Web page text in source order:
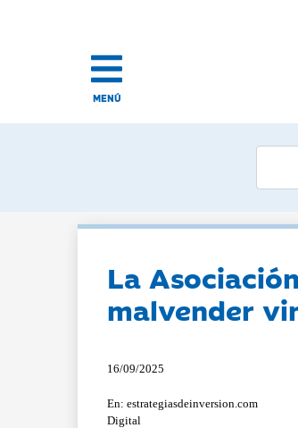
MENÚ
La
malvender
16/09/2025
En: estrategiasdeinversion.com
Digital